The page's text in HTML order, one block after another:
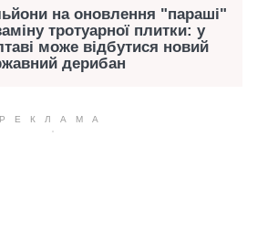
на оновлення "параші"
тротуарної плитки: у
може відбутися новий
дерибан